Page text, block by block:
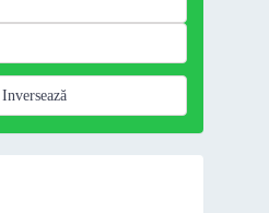
Inversează